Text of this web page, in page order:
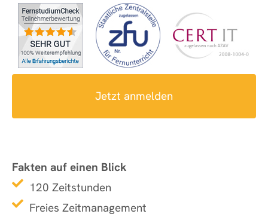
Jetzt anmelden
Fakten auf einen Blick
120 Zeitstunden
Freies Zeitmanagement